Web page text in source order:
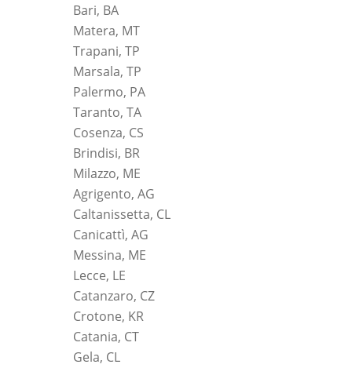
Bari, BA
Matera, MT
Trapani, TP
Marsala, TP
Palermo, PA
Taranto, TA
Cosenza, CS
Brindisi, BR
Milazzo, ME
Agrigento, AG
Caltanissetta, CL
Canicattì, AG
Messina, ME
Lecce, LE
Catanzaro, CZ
Crotone, KR
Catania, CT
Gela, CL